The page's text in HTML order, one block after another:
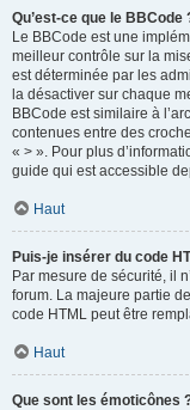
Qu’est-ce que le BBCode
Le BBCode est une
meilleur contrôle sur la
est déterminée par les
la désactiver sur chaque
BBCode est similaire à
contenues entre des
« > ». Pour plus
guide qui est accessible
Haut
Puis-je insérer du code
Par mesure de sécurité, il
forum. La majeure partie
code HTML peut être
Haut
Que sont les émoticônes